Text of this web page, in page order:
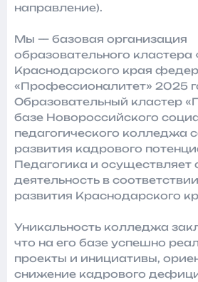
направление).
Мы — базовая организация
образовательного кластера
Краснодарского края
«Профессионалитет» 2025
Образовательный кластер
базе Новороссийского
педагогического колледжа
развития кадрового
Педагогика и осуществляет
деятельность в
развития Краснодарского
Уникальность колледжа
что на его базе успешно
проекты и инициативы,
снижение кадрового